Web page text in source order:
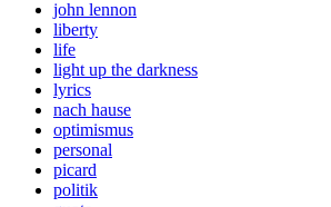
john lennon
liberty
life
light up the darkness
lyrics
nach hause
optimismus
personal
picard
politik